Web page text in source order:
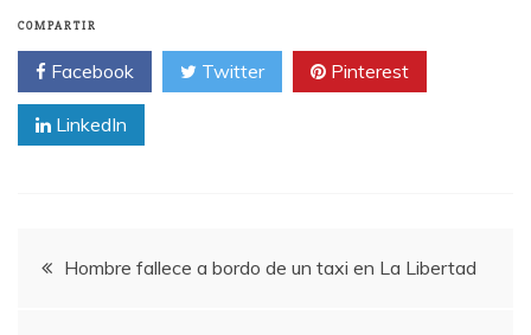
COMPARTIR
Facebook Twitter Pinterest
LinkedIn
Navegación
Hombre fallece a bordo de un taxi en La Libertad